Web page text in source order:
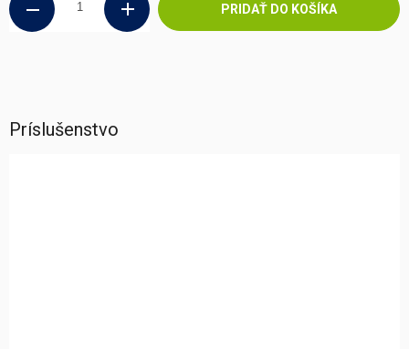
PRIDAŤ DO KOŠÍKA
Príslušenstvo